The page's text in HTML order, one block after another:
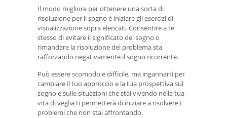
Il modo migliore per ottenere una sorta di
risoluzione per il sogno è iniziare gli esercizi di
visualizzazione sopra elencati. Consentire a te
stesso di evitare il significato del sogno o
rimandare la risoluzione del problema sta
rafforzando negativamente il sogno ricorrente.
Può essere scomodo e difficile, ma ingannarti per
cambiare il tuo approccio e la tua prospettiva sul
sogno e sulle situazioni che stai vivendo nella tua
vita di veglia ti permetterà di iniziare a risolvere i
problemi che non stai affrontando.